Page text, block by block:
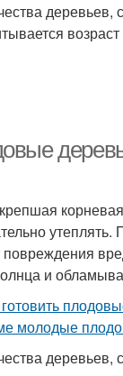
утеплять.
повреждения
и